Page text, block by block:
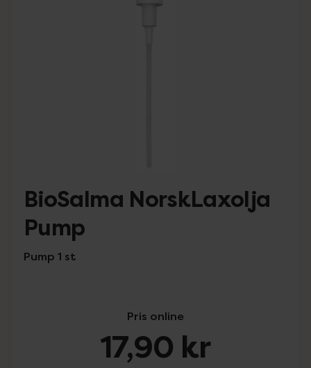
BioSalma NorskLaxolja
Pump
Pump 1 st
Pris online
17,90 kr